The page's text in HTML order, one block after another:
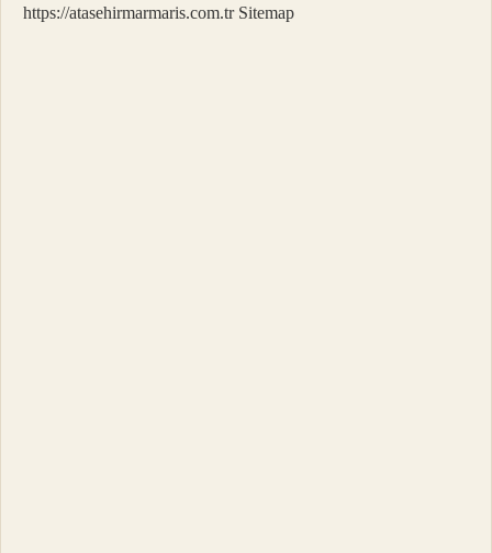
https://atasehirmarmaris.com.tr Sitemap